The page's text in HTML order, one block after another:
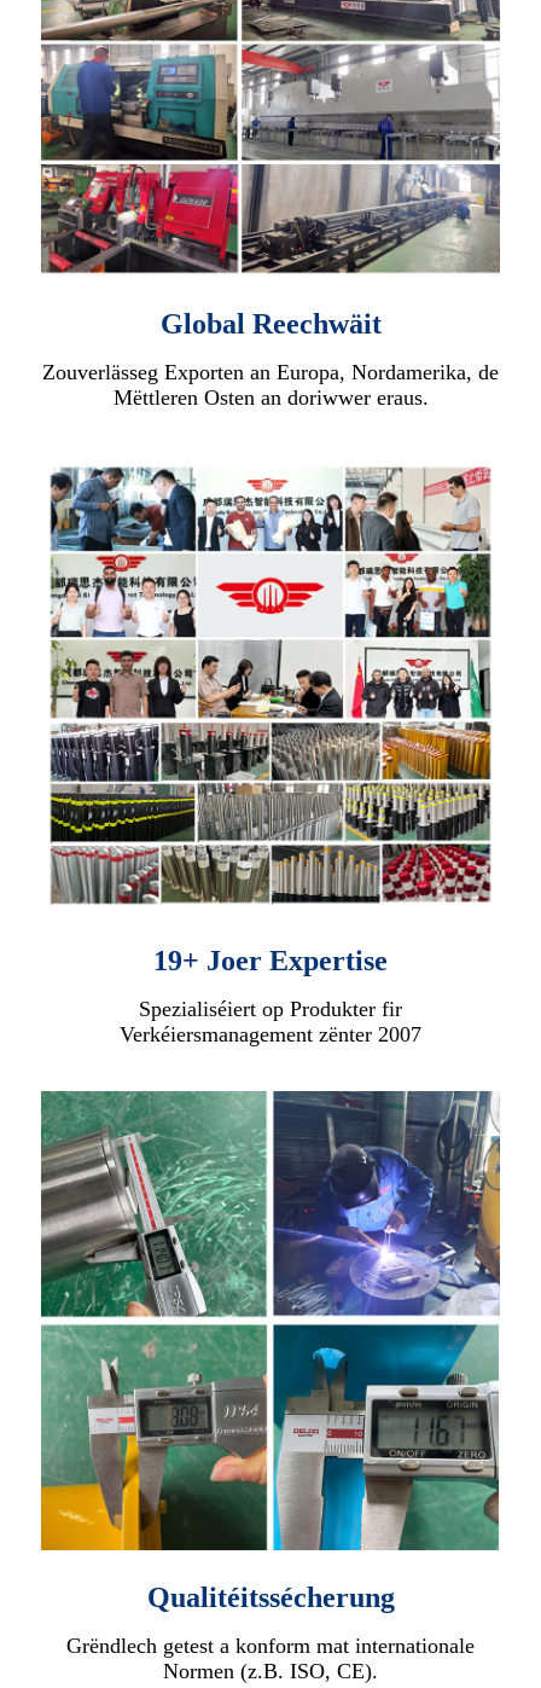
Global Reechwäit
Zouverlässeg Exporten an Europa, Nordamerika, de
Mëttleren Osten an doriwwer eraus.
19+ Joer Expertise
Spezialiséiert op Produkter fir
Verkéiersmanagement zënter 2007
Qualitéitssécherung
Grëndlech getest a konform mat internationale
Normen (z.B. ISO, CE).